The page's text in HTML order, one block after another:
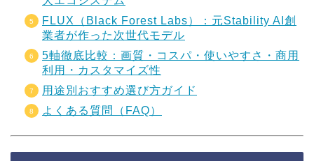
FLUX（Black Forest Labs）：元Stability AI創
業者が作った次世代モデル
5軸徹底比較：画質・コスパ・使いやすさ・商用
利用・カスタマイズ性
用途別おすすめ選び方ガイド
よくある質問（FAQ）